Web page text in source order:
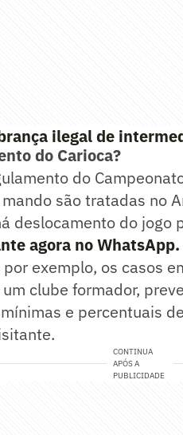
ilegal de
do Carioca?
do
são tratadas no
deslocamento do jogo
agora no
exemplo, os casos
clube formador,
e percentuais
CONTINUA
APÓS A
PUBLICIDADE